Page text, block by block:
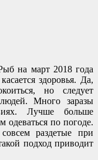
на март 2018 года
здоровья. Да,
но следует
Много заразы
Лучше больше
одеваться по погоде.
раздетые при
подход приводит